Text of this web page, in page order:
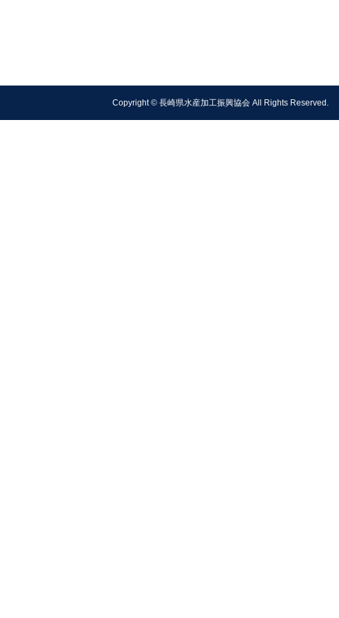
Copyright © 長崎県水産加工振興協会 All Rights Reserved.